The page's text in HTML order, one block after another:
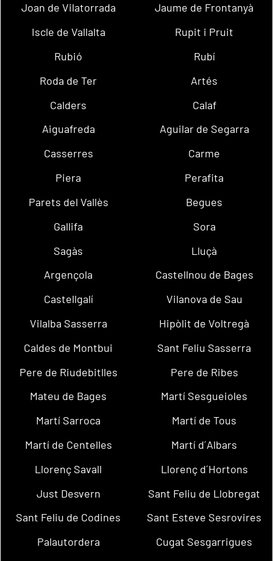
Joan de Vilatorrada
Jaume de Frontanyà
Iscle de Vallalta
Rupit i Pruit
Rubió
Rubí
Roda de Ter
Artés
Calders
Calaf
Aiguafreda
Aguilar de Segarra
Casserres
Carme
Piera
Perafita
Parets del Vallès
Begues
Gallifa
Sora
Sagàs
Lluçà
Argençola
Castellnou de Bages
Castellgalí
Vilanova de Sau
Vilalba Sasserra
Hipòlit de Voltregà
Caldes de Montbui
Sant Feliu Sasserra
Pere de Riudebitlles
Pere de Ribes
Mateu de Bages
Martí Sesgueioles
Martí Sarroca
Martí de Tous
Martí de Centelles
Martí d´Albars
Llorenç Savall
Llorenç d´Hortons
Just Desvern
Sant Feliu de Llobregat
Sant Feliu de Codines
Sant Esteve Sesrovires
Palautordera
Cugat Sesgarrigues